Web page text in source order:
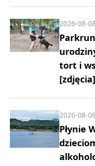
tort i
[zdjęcia]
2026-08-
Płynie
2026-08-